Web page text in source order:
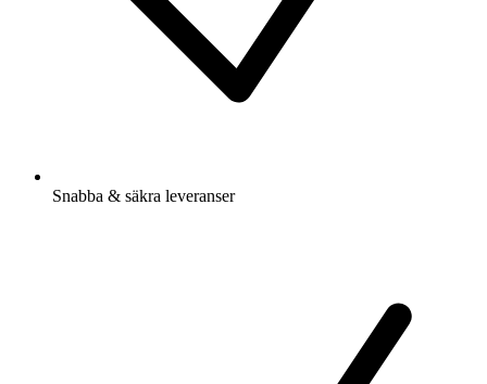
Snabba & säkra leveranser